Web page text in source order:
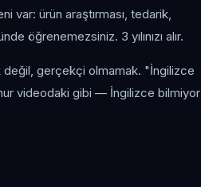
var: ürün araştırması, tedarik,
öğrenemezsiniz. 3 yılınızı alır.
değil, gerçekçi olmamak. "İngilizce
videodaki gibi — İngilizce bilmiyor